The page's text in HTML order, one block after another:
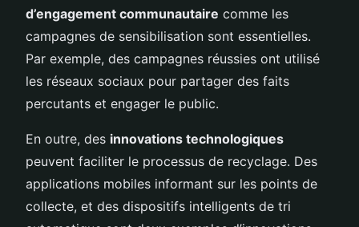
d’engagement communautaire comme les
campagnes de sensibilisation sont essentielles.
Par exemple, des campagnes réussies ont utilisé
les réseaux sociaux pour partager des faits
percutants et engager le public.
En outre, des innovations technologiques
peuvent faciliter le processus de recyclage. Des
applications mobiles informant sur les points de
collecte, et des dispositifs intelligents de tri